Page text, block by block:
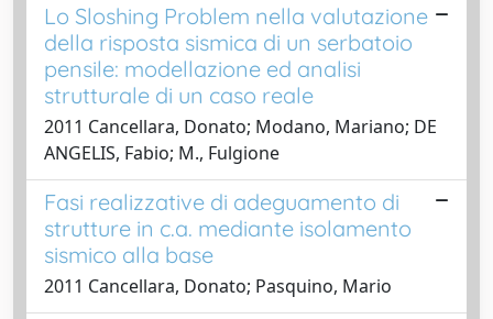
Lo Sloshing Problem nella valutazione
della risposta sismica di un serbatoio
pensile: modellazione ed analisi
strutturale di un caso reale
2011 Cancellara, Donato; Modano, Mariano; DE
ANGELIS, Fabio; M., Fulgione
Fasi realizzative di adeguamento di
strutture in c.a. mediante isolamento
sismico alla base
2011 Cancellara, Donato; Pasquino, Mario